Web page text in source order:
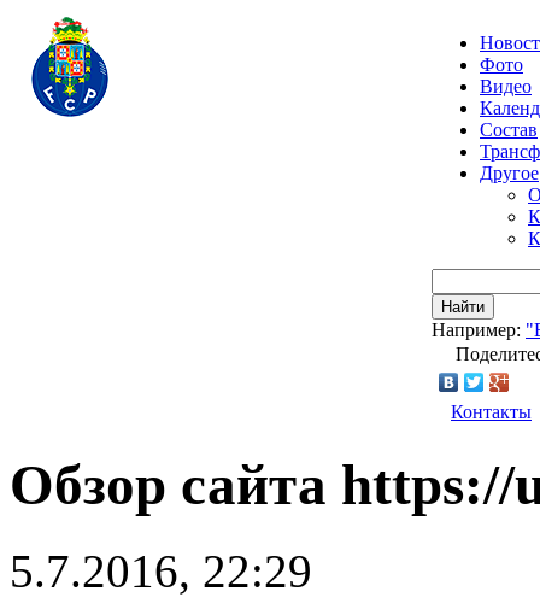
Фото
Видео
Состав
Другое
Найти
Например:
Контакты
Обзор сайта
5.7.2016, 22:29